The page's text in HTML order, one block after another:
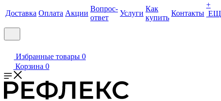
Доставка Оплата Акции
Вопрос-
ответ
Услуги
Как
купить
Контакты
+
Избранные товары 0
Корзина 0